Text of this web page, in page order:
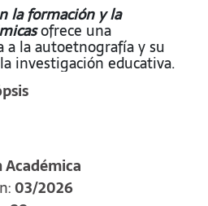
la formación y la
ofrece una
a la autoetnografía y su
investigación educativa.
aspectos clave del
(«auto»), análisis
ser utilizada por
tutores y
03/2026